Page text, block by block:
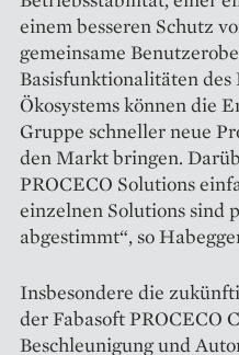
einem besseren Schutz
gemeinsame
Basisfunktionalitäten des
Ökosystems können die
Gruppe schneller neue
den Markt bringen.
PROCECO Solutions
einzelnen Solutions sind
abgestimmt“, so
Insbesondere die
der Fabasoft PROCECO
Beschleunigung und